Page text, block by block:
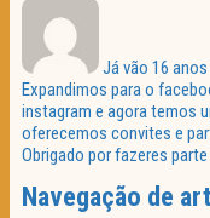
Já vão 16
Expandimos para o
instagram e agora temos
oferecemos convites e
Obrigado por fazeres parte
Navegação de